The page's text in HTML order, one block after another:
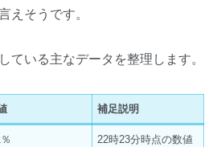
えそうです。
ている主なデータを整理します。
補足説明
22時23分時点の数値